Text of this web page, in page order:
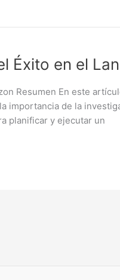
Éxito en el
Resumen En este
importancia de la
planificar y ejecutar un